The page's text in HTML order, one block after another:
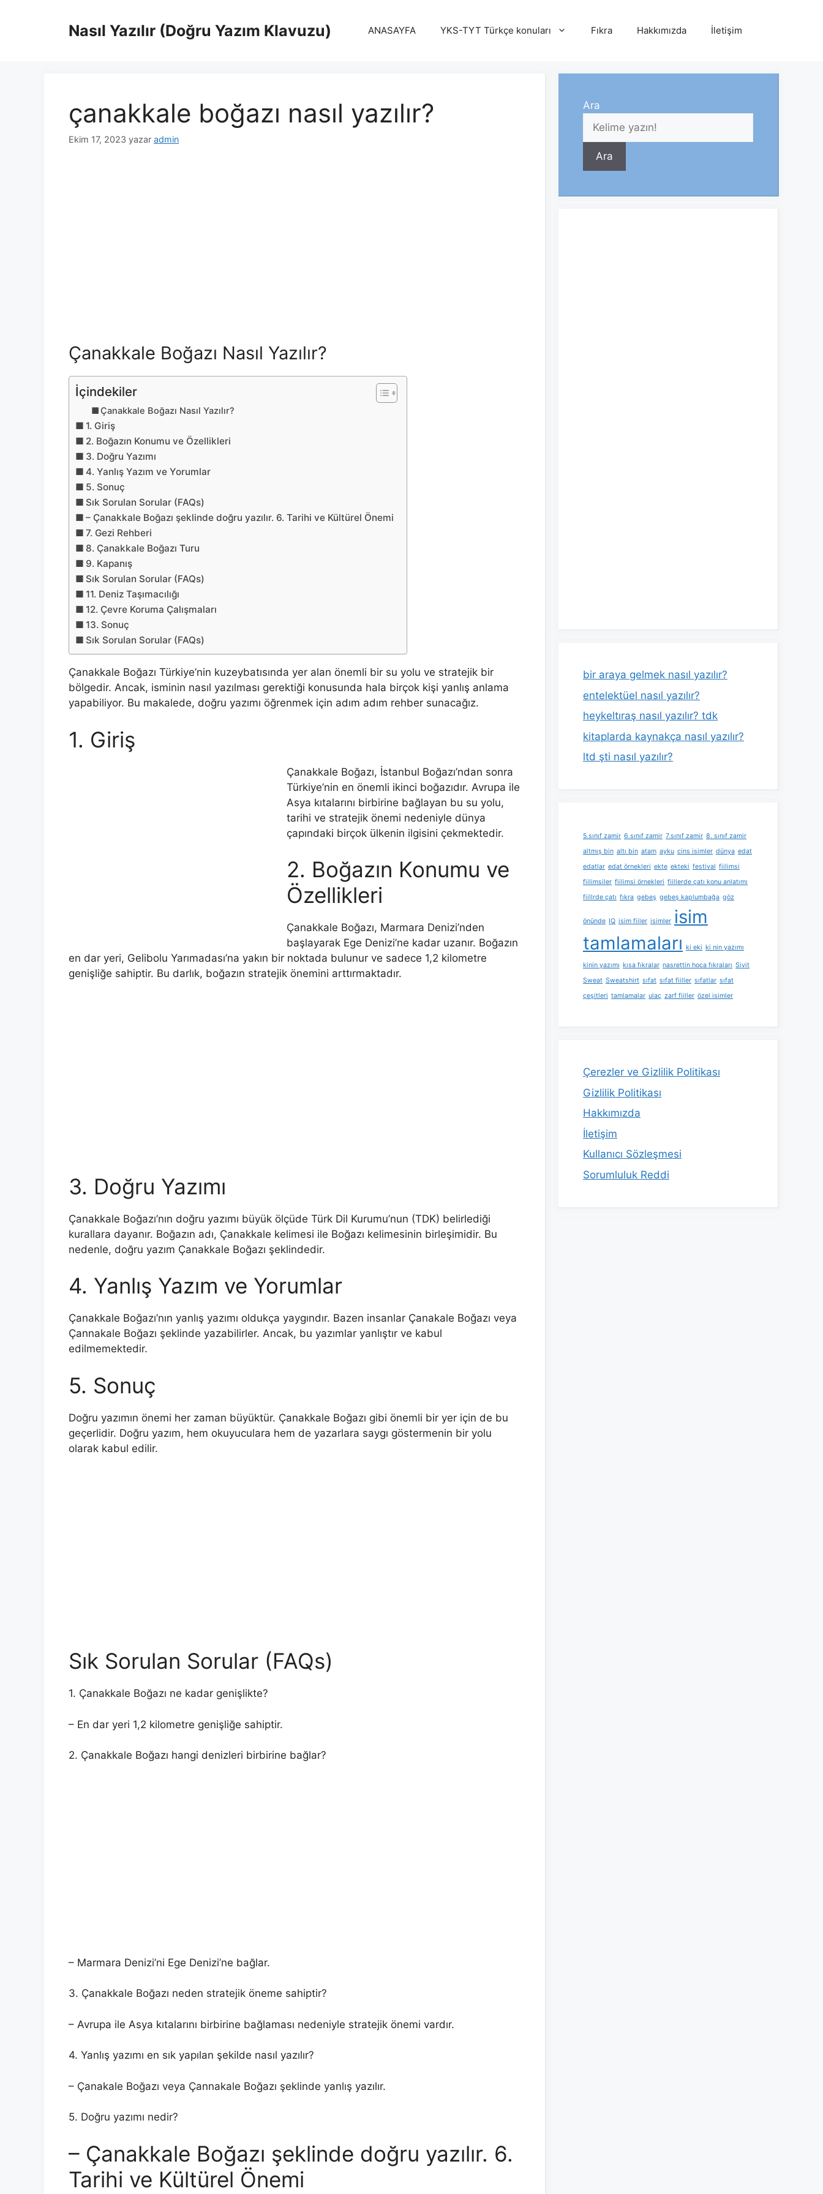
Nasıl Yazılır (Doğru Yazım Klavuzu) ANASAYFA YKS-TYT Türkçe konuları Fıkra Hakkımızda İletişim
çanakkale boğazı nasıl yazılır?
Ekim 17, 2023 yazar admin
Çanakkale Boğazı Nasıl Yazılır?
İçindekiler
Çanakkale Boğazı Nasıl Yazılır?
1. Giriş
2. Boğazın Konumu ve Özellikleri
3. Doğru Yazımı
4. Yanlış Yazım ve Yorumlar
5. Sonuç
Sık Sorulan Sorular (FAQs)
– Çanakkale Boğazı şeklinde doğru yazılır. 6. Tarihi ve Kültürel Önemi
7. Gezi Rehberi
8. Çanakkale Boğazı Turu
9. Kapanış
Sık Sorulan Sorular (FAQs)
11. Deniz Taşımacılığı
12. Çevre Koruma Çalışmaları
13. Sonuç
Sık Sorulan Sorular (FAQs)
Çanakkale Boğazı Türkiye’nin kuzeybatısında yer alan önemli bir su yolu ve stratejik bir
bölgedir. Ancak, isminin nasıl yazılması gerektiği konusunda hala birçok kişi yanlış anlama
yapabiliyor. Bu makalede, doğru yazımı öğrenmek için adım adım rehber sunacağız.
1. Giriş
Çanakkale Boğazı, İstanbul Boğazı’ndan sonra
Türkiye’nin en önemli ikinci boğazıdır. Avrupa ile
Asya kıtalarını birbirine bağlayan bu su yolu,
tarihi ve stratejik önemi nedeniyle dünya
çapındaki birçok ülkenin ilgisini çekmektedir.
2. Boğazın Konumu ve
Özellikleri
Çanakkale Boğazı, Marmara Denizi’nden
başlayarak Ege Denizi’ne kadar uzanır. Boğazın
en dar yeri, Gelibolu Yarımadası’na yakın bir noktada bulunur ve sadece 1,2 kilometre
genişliğe sahiptir. Bu darlık, boğazın stratejik önemini arttırmaktadır.
3. Doğru Yazımı
Çanakkale Boğazı’nın doğru yazımı büyük ölçüde Türk Dil Kurumu’nun (TDK) belirlediği
kurallara dayanır. Boğazın adı, Çanakkale kelimesi ile Boğazı kelimesinin birleşimidir. Bu
nedenle, doğru yazım Çanakkale Boğazı şeklindedir.
4. Yanlış Yazım ve Yorumlar
Çanakkale Boğazı’nın yanlış yazımı oldukça yaygındır. Bazen insanlar Çanakale Boğazı veya
Çannakale Boğazı şeklinde yazabilirler. Ancak, bu yazımlar yanlıştır ve kabul
edilmemektedir.
5. Sonuç
Doğru yazımın önemi her zaman büyüktür. Çanakkale Boğazı gibi önemli bir yer için de bu
geçerlidir. Doğru yazım, hem okuyuculara hem de yazarlara saygı göstermenin bir yolu
olarak kabul edilir.
Sık Sorulan Sorular (FAQs)
1. Çanakkale Boğazı ne kadar genişlikte?
– En dar yeri 1,2 kilometre genişliğe sahiptir.
2. Çanakkale Boğazı hangi denizleri birbirine bağlar?
– Marmara Denizi’ni Ege Denizi’ne bağlar.
3. Çanakkale Boğazı neden stratejik öneme sahiptir?
– Avrupa ile Asya kıtalarını birbirine bağlaması nedeniyle stratejik önemi vardır.
4. Yanlış yazımı en sık yapılan şekilde nasıl yazılır?
– Çanakale Boğazı veya Çannakale Boğazı şeklinde yanlış yazılır.
5. Doğru yazımı nedir?
– Çanakkale Boğazı şeklinde doğru yazılır. 6.
Tarihi ve Kültürel Önemi
Ara
Ara
bir araya gelmek nasıl yazılır?
entelektüel nasıl yazılır?
heykeltıraş nasıl yazılır? tdk
kitaplarda kaynakça nasıl yazılır?
ltd şti nasıl yazılır?
5.sınıf zamir 6.sınıf zamir 7.sınıf zamir 8. sınıf zamir
altmış bin altı bin atam ayku cins isimler dünya edat
edatlar edat örnekleri ekte ekteki festival fiilimsi
fiilimsiler fiilimsi örnekleri fiillerde çatı konu anlatımı
fiillrde çatı fıkra gebeş gebeş kaplumbağa göz
önünde IQ isim fiiler isimler isim
tamlamaları ki eki ki nin yazımı
kinin yazımı kısa fıkralar nasrettin hoca fıkraları Sivit
Sweat Sweatshirt sıfat sıfat fiiller sıfatlar sıfat
çeşitleri tamlamalar ulaç zarf fiiller özel isimler
Çerezler ve Gizlilik Politikası
Gizlilik Politikası
Hakkımızda
İletişim
Kullanıcı Sözleşmesi
Sorumluluk Reddi